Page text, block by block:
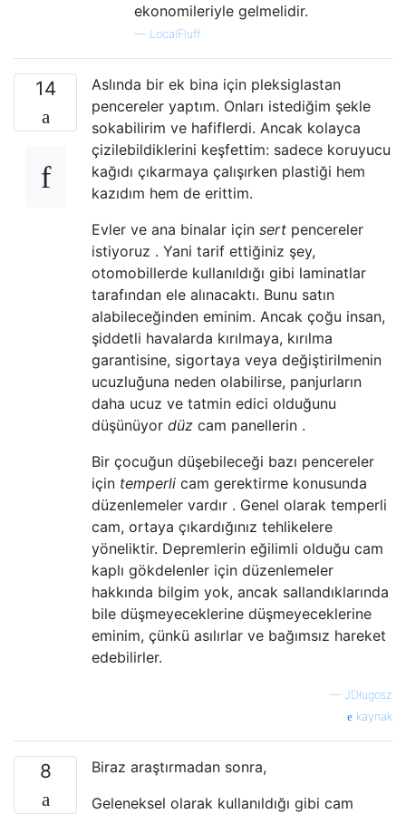
ekonomileriyle gelmelidir.
— LocalFluff
14
Aslında bir ek bina için pleksiglastan
pencereler yaptım. Onları istediğim şekle
sokabilirim ve hafiflerdi. Ancak kolayca
çizilebildiklerini keşfettim: sadece koruyucu
kağıdı çıkarmaya çalışırken plastiği hem
kazıdım hem de erittim.
Evler ve ana binalar için sert pencereler
istiyoruz . Yani tarif ettiğiniz şey,
otomobillerde kullanıldığı gibi laminatlar
tarafından ele alınacaktı. Bunu satın
alabileceğinden eminim. Ancak çoğu insan,
şiddetli havalarda kırılmaya, kırılma
garantisine, sigortaya veya değiştirilmenin
ucuzluğuna neden olabilirse, panjurların
daha ucuz ve tatmin edici olduğunu
düşünüyor düz cam panellerin .
Bir çocuğun düşebileceği bazı pencereler
için temperli cam gerektirme konusunda
düzenlemeler vardır . Genel olarak temperli
cam, ortaya çıkardığınız tehlikelere
yöneliktir. Depremlerin eğilimli olduğu cam
kaplı gökdelenler için düzenlemeler
hakkında bilgim yok, ancak sallandıklarında
bile düşmeyeceklerine düşmeyeceklerine
eminim, çünkü asılırlar ve bağımsız hareket
edebilirler.
— JDługosz
kaynak
8
Biraz araştırmadan sonra,
Geleneksel olarak kullanıldığı gibi cam